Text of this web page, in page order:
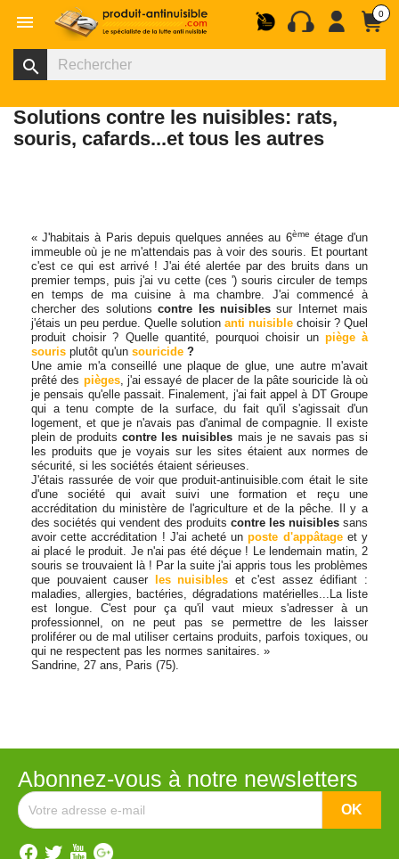
 0
search
Solutions contre les nuisibles: rats,
souris, cafards...et tous les autres
« J'habitais à Paris depuis quelques années au 6ème étage d'un
immeuble où je ne m'attendais pas à voir des souris. Et pourtant
c'est ce qui est arrivé ! J'ai été alertée par des bruits dans un
premier temps, puis j'ai vu cette (ces ') souris circuler de temps
en temps de ma cuisine à ma chambre. J'ai commencé à
chercher des solutionscontre les nuisiblessur Internet mais
j'étais un peu perdue. Quelle solution anti nuisible choisir ? Quel
produit choisir ? Quelle quantité, pourquoi choisir un piège à
souris plutôt qu'un souricide ?
Une amie m'a conseillé une plaque de glue, une autre m'avait
prêté des pièges, j'ai essayé de placer de la pâte souricide là où
je pensais qu'elle passait. Finalement, j'ai fait appel à DT Groupe
qui a tenu compte de la surface, du fait qu'il s'agissait d'un
logement, et que je n'avais pas d'animal de compagnie. Il existe
plein de produitscontre les nuisibles mais je ne savais pas si
les produits que je voyais sur les sites étaient aux normes de
sécurité, si les sociétés étaient sérieuses.
J'étais rassurée de voir que produit-antinuisible.com était le site
d'une société qui avait suivi une formation et reçu une
accréditation du ministère de l'agriculture et de la pêche. Il y a
des sociétés qui vendent des produits contre les nuisibles sans
avoir cette accréditation ! J'ai acheté unposte d'appâtageet y
ai placé le produit. Je n'ai pas été déçue ! Le lendemain matin, 2
souris se trouvaient là ! Par la suite j'ai appris tous les problèmes
que pouvaient causer
les nuisibles et c'est assez édifiant :
maladies, allergies, bactéries, dégradations matérielles...La liste
est longue. C'est pour ça qu'il vaut mieux s'adresser à un
professionnel, on ne peut pas se permettre de les laisser
proliférer ou de mal utiliser certains produits, parfois toxiques, ou
qui ne respectent pas les normes sanitaires. »
Sandrine, 27 ans, Paris (75).
Abonnez-vous à notre newsletters